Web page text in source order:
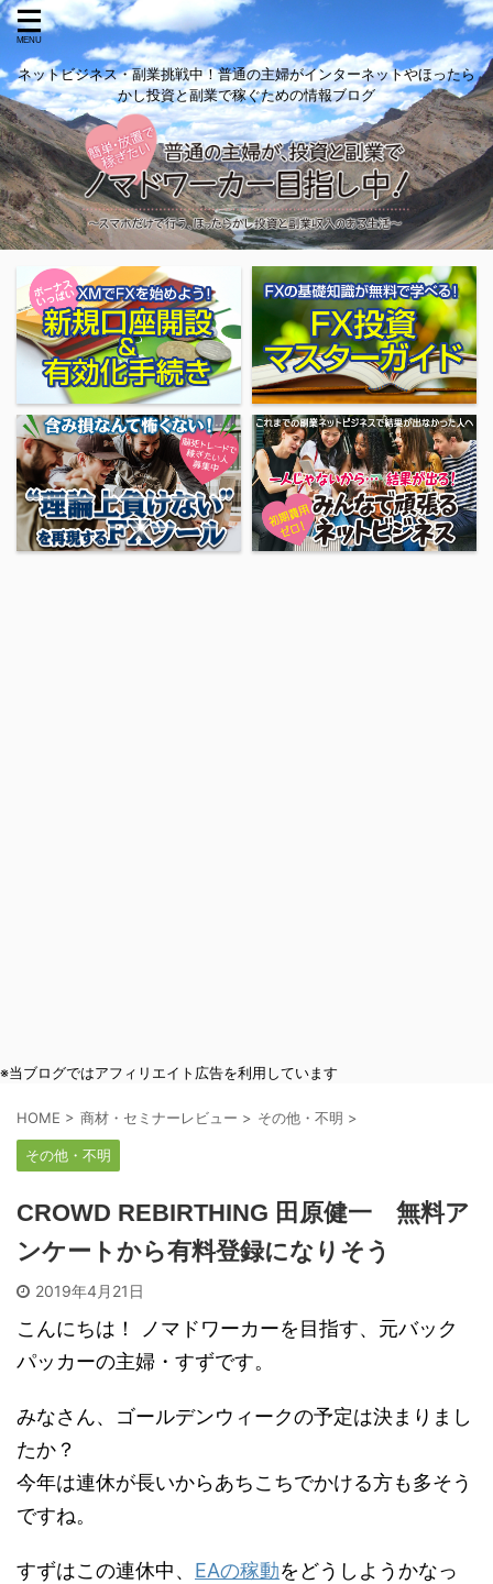
ネットビジネス・副業挑戦中！普通の主婦がインターネットやほったら
かし投資と副業で稼ぐための情報ブログ
※当ブログではアフィリエイト広告を利用しています
HOME > 商材・セミナーレビュー > その他・不明 >
その他・不明
CROWD REBIRTHING 田原健一 無料ア
ンケートから有料登録になりそう
2019年4月21日
こんにちは！ ノマドワーカーを目指す、元バック
パッカーの主婦・すずです。
みなさん、ゴールデンウィークの予定は決まりまし
たか？
今年は連休が長いからあちこちでかける方も多そう
ですね。
すずはこの連休中、 EAの稼動をどうしようかなっ